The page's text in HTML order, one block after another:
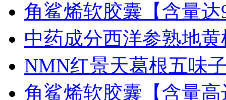
角鲨烯软胶囊【含量达
中药成分西洋参熟地
NMN红景天葛根五味
角鲨烯软胶囊【含量